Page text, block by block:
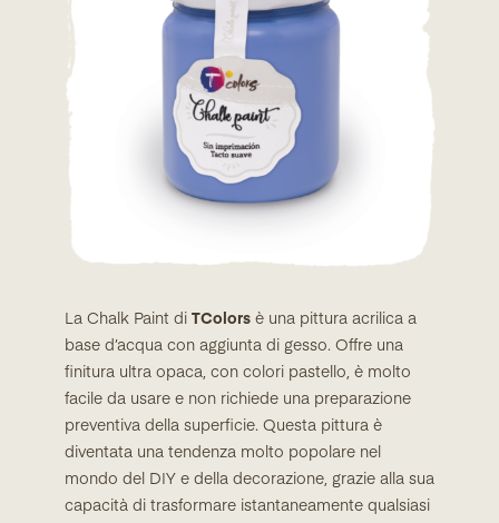
La Chalk Paint di TColors è una pittura acrilica a
base d’acqua con aggiunta di gesso. Offre una
finitura ultra opaca, con colori pastello, è molto
facile da usare e non richiede una preparazione
preventiva della superficie. Questa pittura è
diventata una tendenza molto popolare nel
mondo del DIY e della decorazione, grazie alla sua
capacità di trasformare istantaneamente qualsiasi